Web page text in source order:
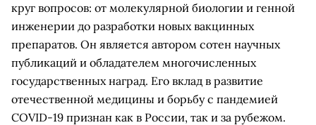
круг вопросов: от молекулярной биологии и генной
инженерии до разработки новых вакцинных
препаратов. Он является автором сотен научных
публикаций и обладателем многочисленных
государственных наград. Его вклад в развитие
отечественной медицины и борьбу с пандемией
COVID-19 признан как в России, так и за рубежом.